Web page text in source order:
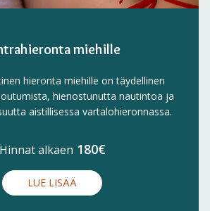
miehille
hieronta miehille on täydellinen
hienostunutta nautintoa ja
aistillisessa vartalohieronnassa.
Hinnat alkaen 180€
LUE LISÄÄ